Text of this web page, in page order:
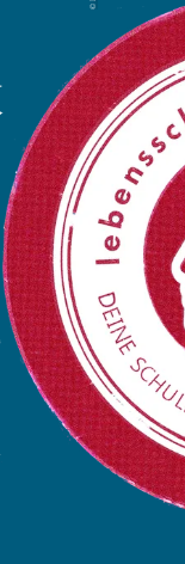
Suchen
Unterkunft suchen
Gäste